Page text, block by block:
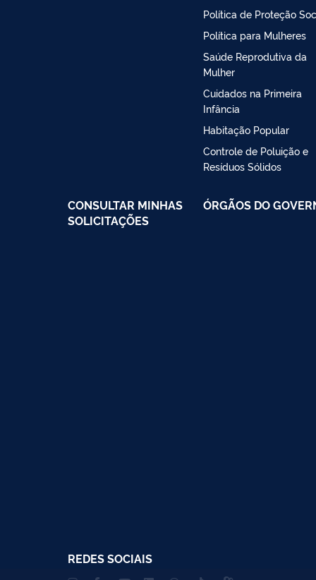
Política de Proteção
Política para Mulheres
Saúde Reprodutiva da
Mulher
Cuidados na Primeira
Infância
Habitação Popular
Controle de Poluição e
Resíduos Sólidos
CONSULTAR MINHAS
SOLICITAÇÕES
ÓRGÃOS DO
REDES SOCIAIS